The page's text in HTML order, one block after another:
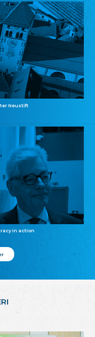
Neustift
in action